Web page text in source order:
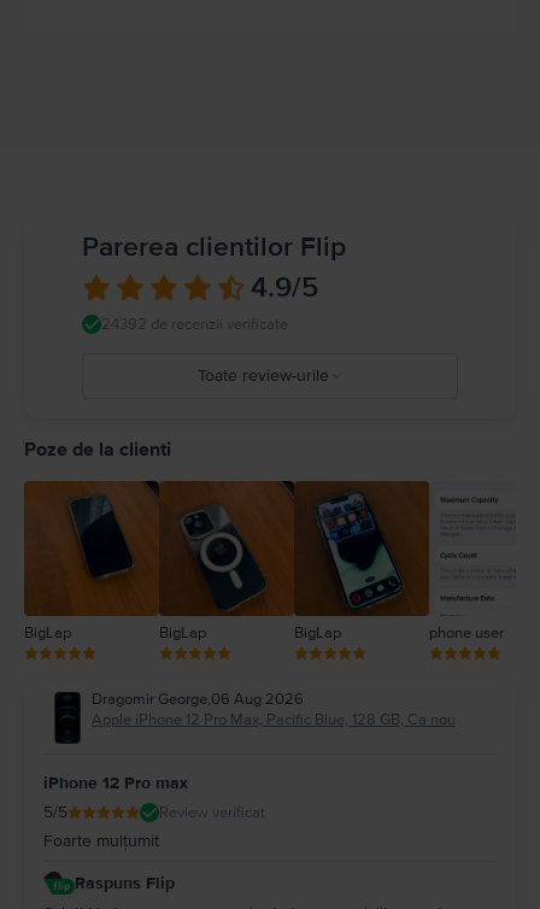
Parerea clientilor Flip
4.9/5
24392 de recenzii verificate
Toate review-urile
Poze de la clienti
BigLap BigLap BigLap phone user
Dragomir George,06 Aug 2026
Apple iPhone 12 Pro Max, Pacific Blue, 128 GB, Ca nou
iPhone 12 Pro max
5/5 Review verificat
Foarte mulțumit
Raspuns Flip